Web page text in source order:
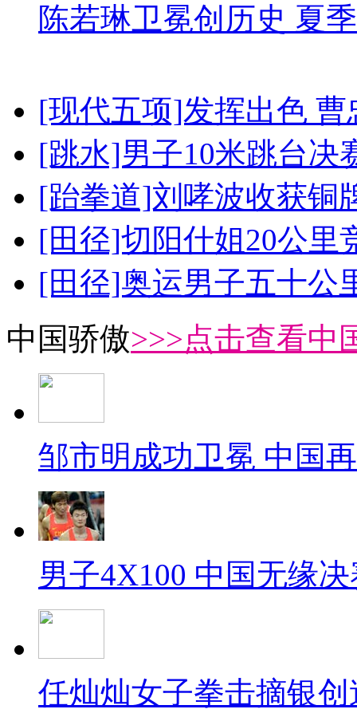
陈若琳卫冕创历史 夏
[现代五项]发挥出色
[跳水]男子10米跳台决
[跆拳道]刘哮波收获铜
[田径]切阳什姐20公里
[田径]奥运男子五十公
中国骄傲>>>点击查看中
邹市明成功卫冕 中国
男子4X100 中国无缘
任灿灿女子拳击摘银